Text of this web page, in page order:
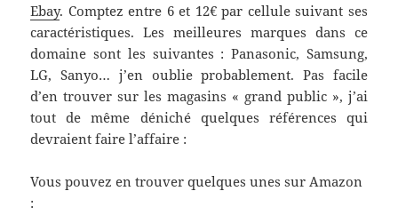
Ebay. Comptez entre 6 et 12€ par cellule suivant ses
caractéristiques. Les meilleures marques dans ce
domaine sont les suivantes : Panasonic, Samsung,
LG, Sanyo… j’en oublie probablement. Pas facile
d’en trouver sur les magasins « grand public », j’ai
tout de même déniché quelques références qui
devraient faire l’affaire :
Vous pouvez en trouver quelques unes sur Amazon
: